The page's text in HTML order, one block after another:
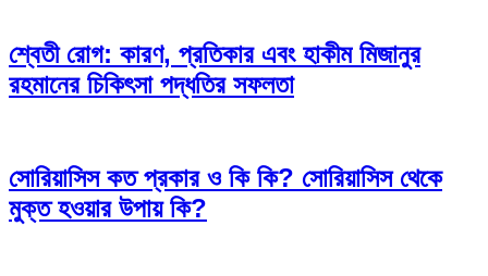
শ্বেতী রোগ: কারণ, প্রতিকার এবং হাকীম মিজানুর
রহমানের চিকিৎসা পদ্ধতির সফলতা
সোরিয়াসিস কত প্রকার ও কি কি? সোরিয়াসিস থেকে
মুক্ত হওয়ার উপায় কি?